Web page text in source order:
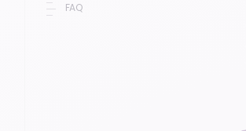
objectifs retail en résultats
FAQ